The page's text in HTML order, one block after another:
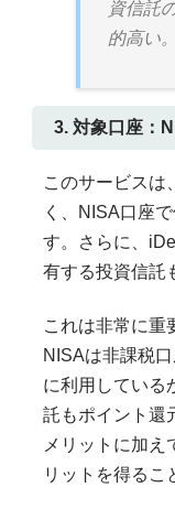
資信託
的高い。
3. 対象口座：
このサービスは
く、NISA口座
す。さらに、
有する投資信託
これは非常に重
NISAは非課税
に利用している
託もポイント還
メリットに加え
リットを得るこ